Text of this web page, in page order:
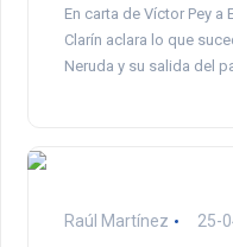
En carta de Víctor Pey a
Clarín aclara lo que
Neruda y su salida del
Raúl Martínez 25-